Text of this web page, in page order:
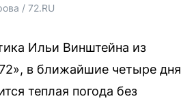
/ 72.RU
Ильи Винштейна из
в ближайшие четыре дня
теплая погода без